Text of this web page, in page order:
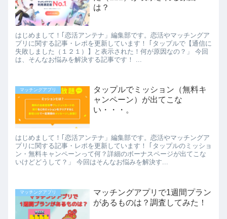
は？
はじめまして！｢恋活アンテナ」編集部です。恋活やマッチングア
プリに関する記事・レポを更新しています！ ｢タップルで【通信に
失敗しました（１２１）】と表示された！何が原因なの？」 今回
は、そんなお悩みを解決する記事です！ ...
マッチングアプリ
タップルでミッション（無料キ
ャンペーン）が出てこな
い・・・。
はじめまして！｢恋活アンテナ」編集部です。恋活やマッチングア
プリに関する記事・レポを更新しています！ ｢タップルのミッショ
ン・無料キャンペーンって何？詳細のボーナスページが出てこな
いけどどうして？」 今回はそんなお悩みを解決す...
マッチングアプリ
マッチングアプリで1週間プラン
があるものは？調査してみた！